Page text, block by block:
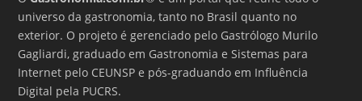
universo da gastronomia, tanto no Brasil quanto no
exterior. O projeto é gerenciado pelo Gastrólogo Murilo
Gagliardi, graduado em Gastronomia e Sistemas para
Internet pelo CEUNSP e pós-graduando em Influência
Digital pela PUCRS.